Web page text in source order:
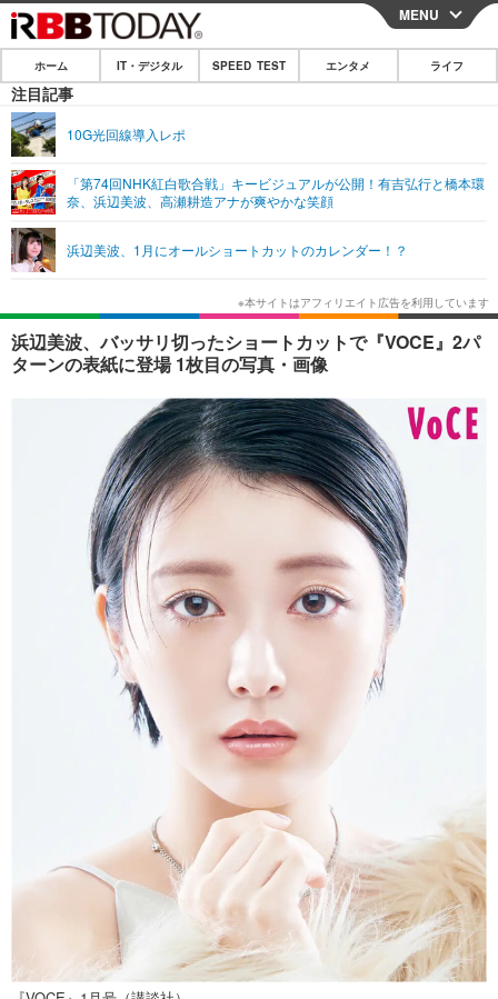
CLOSE
ホーム
IT・デジタル
ネタ ガジェット・ツール
ショッピング その他
SPEED TEST
エンタメ
エンタメTOP 映画・ドラマ
韓国・芸能
音楽 スポーツ
ショッピング その他
ライフ
ライフTOP グルメ
ペット ショッピング
リリース一覧
プッシュ通知の停止方法
MENU
ホーム IT・デジタル SPEED TEST エンタメ ライフ
注目記事
10G光回線導入レポ
「第74回NHK紅白歌合戦」キービジュアルが公開！有吉弘行と橋本環
奈、浜辺美波、高瀬耕造アナが爽やかな笑顔
浜辺美波、1月にオールショートカットのカレンダー！？
浜辺美波、バッサリ切ったショートカットで『VOCE』2パ
ターンの表紙に登場 1枚目の写真・画像